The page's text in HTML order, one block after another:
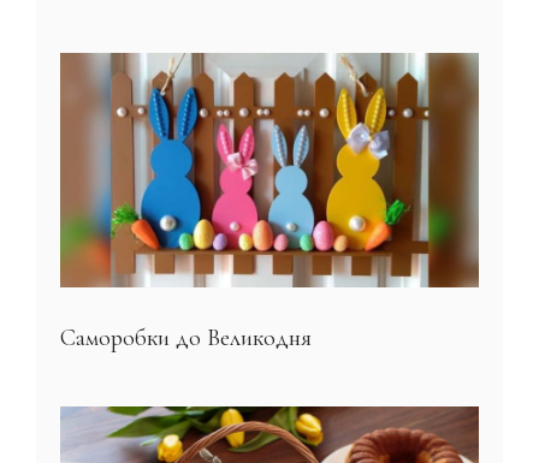
Саморобки до Великодня